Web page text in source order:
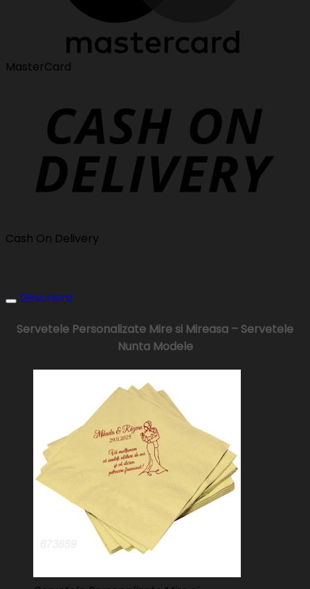
MasterCard
Cash On Delivery
Descriere
Servetele Personalizate Mire si Mireasa – Servetele
Nunta Modele